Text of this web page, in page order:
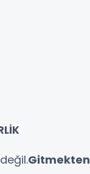
Gitmekten